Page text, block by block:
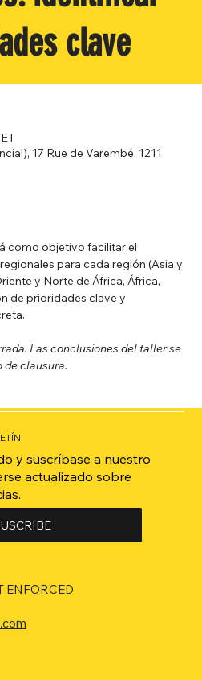
clave
17 Rue de Varembé, 1211
como objetivo facilitar el
para cada región (Asia y
y Norte de África, África,
de prioridades clave y
Las conclusiones del taller se
clausura.
y suscríbase a nuestro
actualizado sobre
ENFORCED